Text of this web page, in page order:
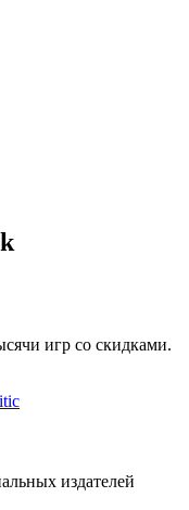
игр со скидками.
издателей